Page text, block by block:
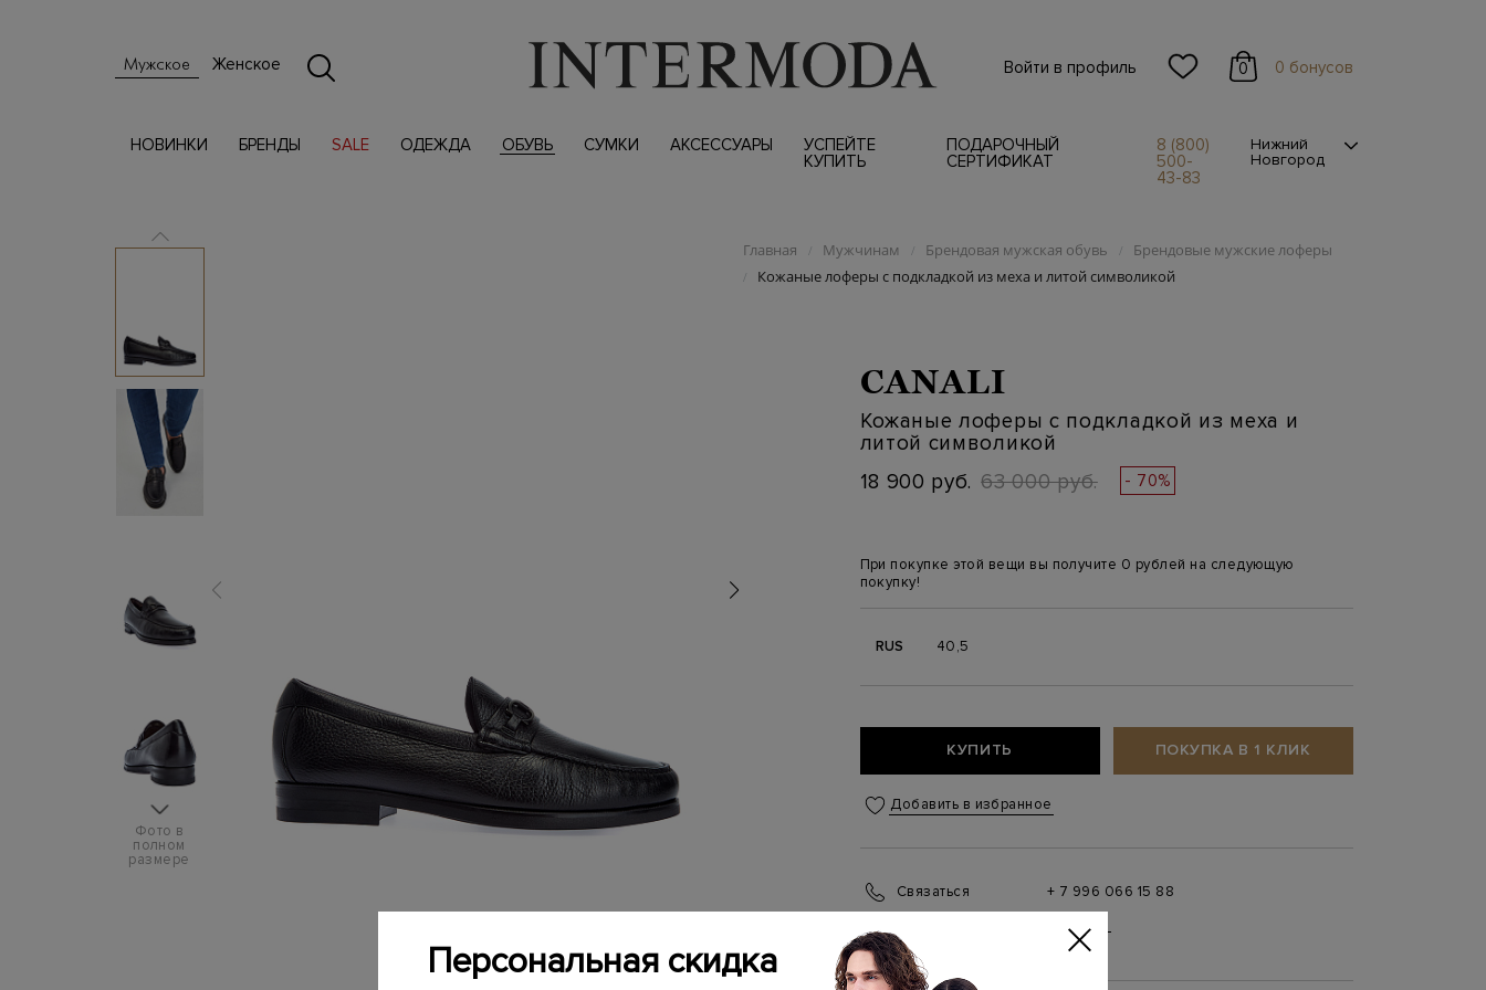
Мужское Женское Войти в профиль 0 0 бонусов
НОВИНКИ БРЕНДЫ SALE ОДЕЖДА ОБУВЬ СУМКИ АКСЕССУАРЫ
УСПЕЙТЕ
КУПИТЬ
ПОДАРОЧНЫЙ
СЕРТИФИКАТ
8 (800)
500-
43-83
Нижний
Новгород
Фото в
полном
размере
Главная / Мужчинам / Брендовая мужская обувь / Брендовые мужские лоферы
/ Кожаные лоферы с подкладкой из меха и литой символикой
CANALI
Кожаные лоферы с подкладкой из меха и
литой символикой
18 900 руб. 63 000 руб. - 70%
При покупке этой вещи вы получите 0 рублей на следующую
покупку!
RUS 40,5
КУПИТЬ ПОКУПКА В 1 КЛИК
Добавить в избранное
Связаться
+ 7 996 066 15 88
(ежедневно с 10:00 до 21:00)
Персональная скидка